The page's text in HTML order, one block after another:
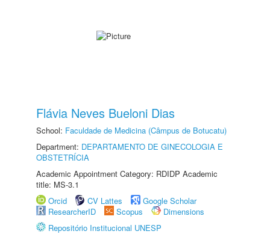
Flávia Neves Bueloni Dias
School: Faculdade de Medicina (Câmpus de Botucatu)
Department: DEPARTAMENTO DE GINECOLOGIA E
OBSTETRÍCIA
Academic Appointment Category: RDIDP Academic
title: MS-3.1
Orcid
CV Lattes
Google Scholar
ResearcherID
Scopus
Dimensions
Repositório Institucional UNESP